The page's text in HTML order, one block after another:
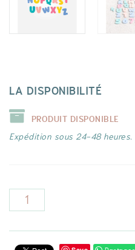
LA DISPONIBILITÉ
PRODUIT DISPONIBLE
Expédition sous 24-48 heures.